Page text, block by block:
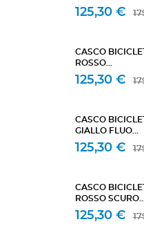
125,30 €
CASCO
ROSSO...
125,30 €
CASCO
GIALLO FLUO...
125,30 €
CASCO
ROSSO SCURO...
125,30 €